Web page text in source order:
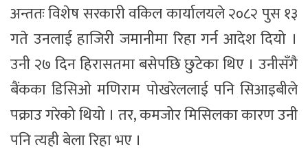
अन्ततः विशेष सरकारी वकिल कार्यालयले २०८२ पुस १३
गते उनलाई हाजिरी जमानीमा रिहा गर्न आदेश दियो ।
उनी २७ दिन हिरासतमा बसेपछि छुटेका थिए । उनीसँगै
बैंकका डिसिओ मणिराम पोखरेललाई पनि सिआइबीले
पक्राउ गरेको थियो । तर, कमजोर मिसिलका कारण उनी
पनि त्यही बेला रिहा भए ।